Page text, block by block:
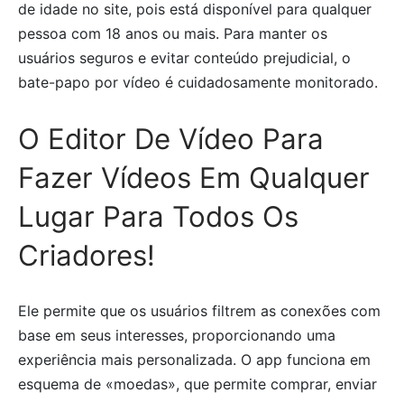
de idade no site, pois está disponível para qualquer
pessoa com 18 anos ou mais. Para manter os
usuários seguros e evitar conteúdo prejudicial, o
bate-papo por vídeo é cuidadosamente monitorado.
O Editor De Vídeo Para
Fazer Vídeos Em Qualquer
Lugar Para Todos Os
Criadores!
Ele permite que os usuários filtrem as conexões com
base em seus interesses, proporcionando uma
experiência mais personalizada. O app funciona em
esquema de «moedas», que permite comprar, enviar